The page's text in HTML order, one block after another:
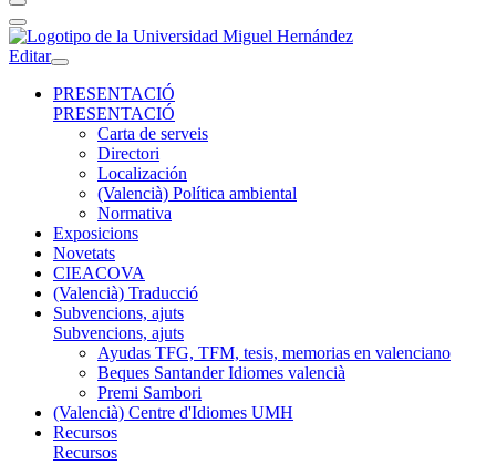
Editar
PRESENTACIÓ
PRESENTACIÓ
Carta de serveis
Directori
Localización
(Valencià) Política ambiental
Normativa
Exposicions
Novetats
CIEACOVA
(Valencià) Traducció
Subvencions, ajuts
Subvencions, ajuts
Ayudas TFG, TFM, tesis, memorias en valenciano
Beques Santander Idiomes valencià
Premi Sambori
(Valencià) Centre d'Idiomes UMH
Recursos
Recursos